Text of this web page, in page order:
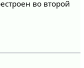
во второй